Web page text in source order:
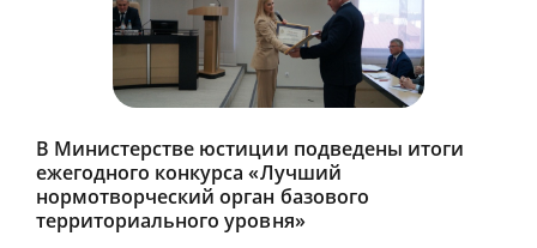
В Министерстве юстиции подведены итоги
ежегодного конкурса «Лучший
нормотворческий орган базового
территориального уровня»